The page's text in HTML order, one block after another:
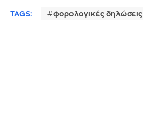
TAGS: φορολογικές δηλώσεις